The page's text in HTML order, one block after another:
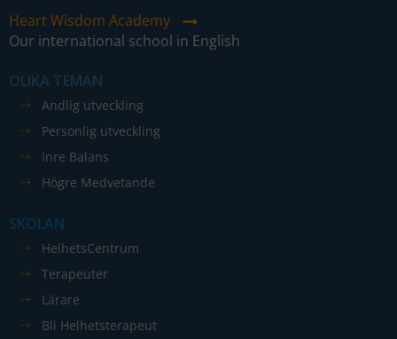
Heart Wisdom Academy
Our international school in English
OLIKA TEMAN
Andlig utveckling
Personlig utveckling
Inre Balans
Högre Medvetande
SKOLAN
HelhetsCentrum
Terapeuter
Lärare
Bli Helhetsterapeut